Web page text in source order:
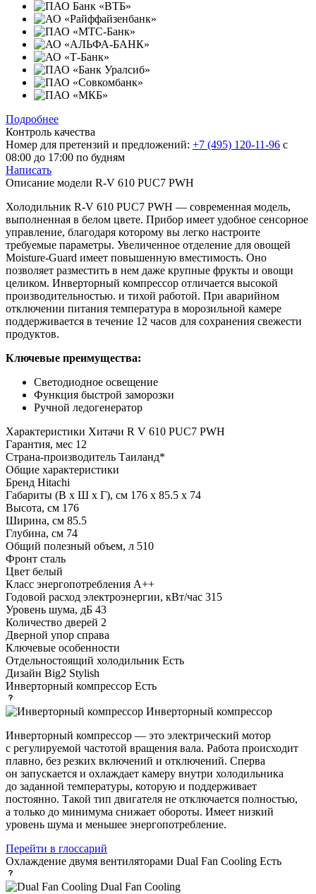
Подробнее
Контроль качества
Номер для претензий и предложений: +7 (495) 120-11-96 с
08:00 до 17:00 по будням
Написать
Описание модели R-V 610 PUC7 PWH
Холодильник R-V 610 PUC7 PWH — современная модель,
выполненная в белом цвете. Прибор имеет удобное сенсорное
управление, благодаря которому вы легко настроите
требуемые параметры. Увеличенное отделение для овощей
Moisture-Guard имеет повышенную вместимость. Оно
позволяет разместить в нем даже крупные фрукты и овощи
целиком. Инверторный компрессор отличается высокой
производительностью. и тихой работой. При аварийном
отключении питания температура в морозильной камере
поддерживается в течение 12 часов для сохранения свежести
продуктов.
Ключевые преимущества:
Светодиодное освещение
Функция быстрой заморозки
Ручной ледогенератор
Характеристики Хитачи R V 610 PUC7 PWH
Гарантия, мес 12
Страна-производитель Таиланд*
Общие характеристики
Бренд Hitachi
Габариты (В х Ш х Г), см 176 х 85.5 х 74
Высота, см 176
Ширина, см 85.5
Глубина, см 74
Общий полезный объем, л 510
Фронт сталь
Цвет белый
Класс энергопотребления A++
Годовой расход электроэнергии, кВт/час 315
Уровень шума, дБ 43
Количество дверей 2
Дверной упор справа
Ключевые особенности
Отдельностоящий холодильник Есть
Дизайн Big2 Stylish
Инверторный компрессор Есть
Инверторный компрессор
Инверторный компрессор — это электрический мотор
с регулируемой частотой вращения вала. Работа происходит
плавно, без резких включений и отключений. Сперва
он запускается и охлаждает камеру внутри холодильника
до заданной температуры, которую и поддерживает
постоянно. Такой тип двигателя не отключается полностью,
а только до минимума снижает обороты. Имеет низкий
уровень шума и меньшее энергопотребление.
Перейти в глоссарий
Охлаждение двумя вентиляторами Dual Fan Cooling Есть
Dual Fan Cooling